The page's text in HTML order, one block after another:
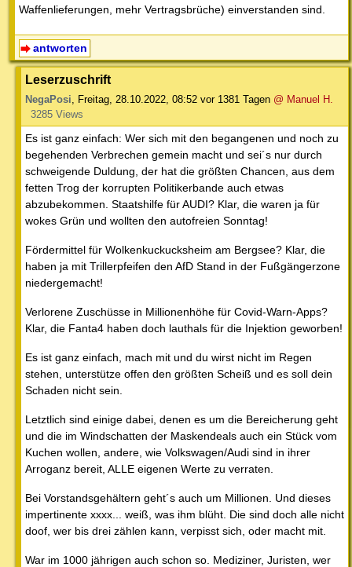
Waffenlieferungen, mehr Vertragsbrüche) einverstanden sind.
antworten
Leserzuschrift
NegaPosi Freitag, 28.10.2022, 08:52 vor 1381 Tagen @ Manuel H.
3285 Views
Es ist ganz einfach: Wer sich mit den begangenen und noch zu
begehenden Verbrechen gemein macht und sei´s nur durch
schweigende Duldung, der hat die größten Chancen, aus dem
fetten Trog der korrupten Politikerbande auch etwas
abzubekommen. Staatshilfe für AUDI? Klar, die waren ja für
wokes Grün und wollten den autofreien Sonntag!
Fördermittel für Wolkenkuckucksheim am Bergsee? Klar, die
haben ja mit Trillerpfeifen den AfD Stand in der Fußgängerzone
niedergemacht!
Verlorene Zuschüsse in Millionenhöhe für Covid-Warn-Apps?
Klar, die Fanta4 haben doch lauthals für die Injektion geworben!
Es ist ganz einfach, mach mit und du wirst nicht im Regen
stehen, unterstütze offen den größten Scheiß und es soll dein
Schaden nicht sein.
Letztlich sind einige dabei, denen es um die Bereicherung geht
und die im Windschatten der Maskendeals auch ein Stück vom
Kuchen wollen, andere, wie Volkswagen/Audi sind in ihrer
Arroganz bereit, ALLE eigenen Werte zu verraten.
Bei Vorstandsgehältern geht´s auch um Millionen. Und dieses
impertinente xxxx... weiß, was ihm blüht. Die sind doch alle nicht
doof, wer bis drei zählen kann, verpisst sich, oder macht mit.
War im 1000 jährigen auch schon so. Mediziner, Juristen, wer